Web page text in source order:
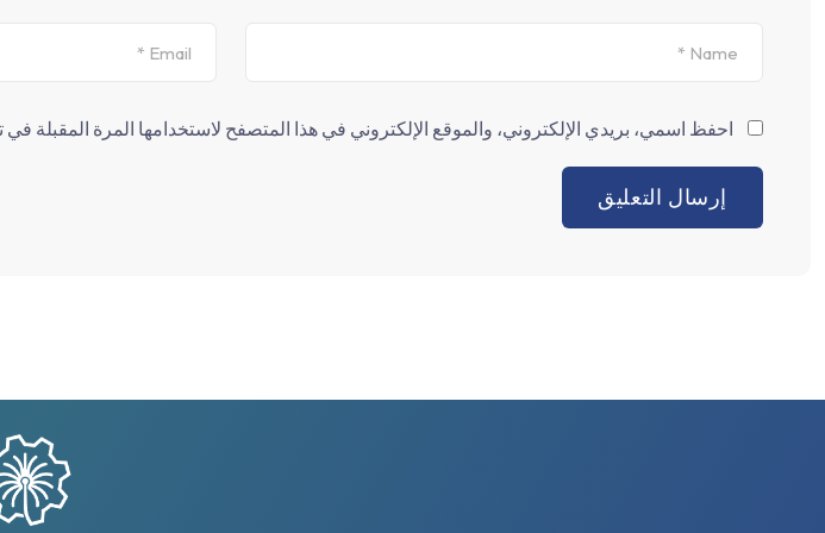
احفظ اسمي، بريدي الإلكتروني، والموقع الإلكتروني في هذا المتصفح لاستخدامها المرة المقبلة في